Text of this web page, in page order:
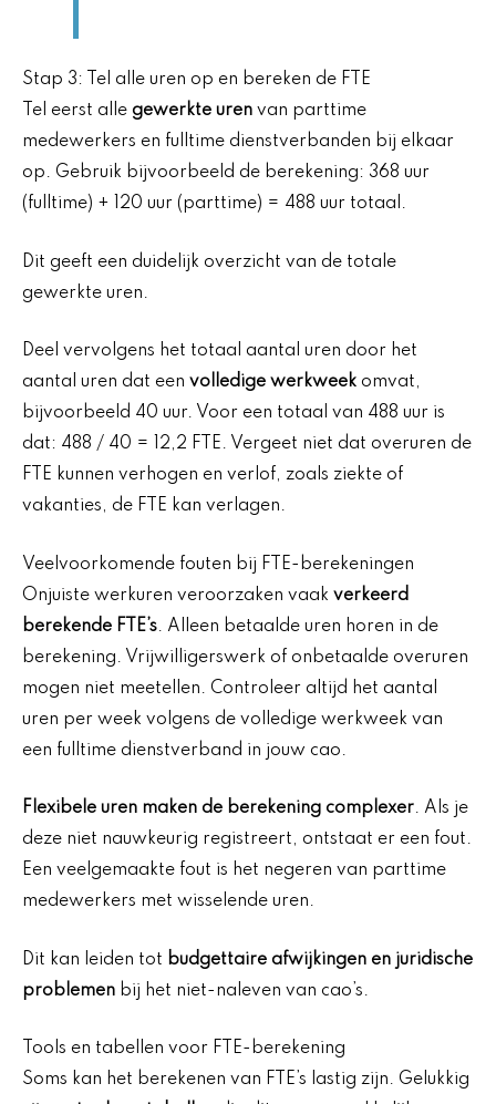
Stap 3: Tel alle uren op en bereken de FTE
Tel eerst alle gewerkte uren van parttime
medewerkers en fulltime dienstverbanden bij elkaar
op. Gebruik bijvoorbeeld de berekening: 368 uur
(fulltime) + 120 uur (parttime) = 488 uur totaal.
Dit geeft een duidelijk overzicht van de totale
gewerkte uren.
Deel vervolgens het totaal aantal uren door het
aantal uren dat een volledige werkweek omvat,
bijvoorbeeld 40 uur. Voor een totaal van 488 uur is
dat: 488 / 40 = 12,2 FTE. Vergeet niet dat overuren de
FTE kunnen verhogen en verlof, zoals ziekte of
vakanties, de FTE kan verlagen.
Veelvoorkomende fouten bij FTE-berekeningen
Onjuiste werkuren veroorzaken vaak verkeerd
berekende FTE’s. Alleen betaalde uren horen in de
berekening. Vrijwilligerswerk of onbetaalde overuren
mogen niet meetellen. Controleer altijd het aantal
uren per week volgens de volledige werkweek van
een fulltime dienstverband in jouw cao.
Flexibele uren maken de berekening complexer. Als je
deze niet nauwkeurig registreert, ontstaat er een fout.
Een veelgemaakte fout is het negeren van parttime
medewerkers met wisselende uren.
Dit kan leiden tot budgettaire afwijkingen en juridische
problemen bij het niet-naleven van cao’s.
Tools en tabellen voor FTE-berekening
Soms kan het berekenen van FTE’s lastig zijn. Gelukkig